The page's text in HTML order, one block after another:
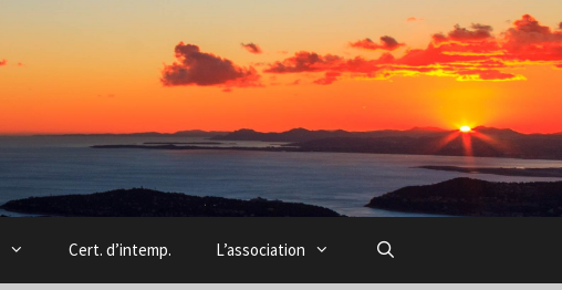
Cert. d’intemp. L’association